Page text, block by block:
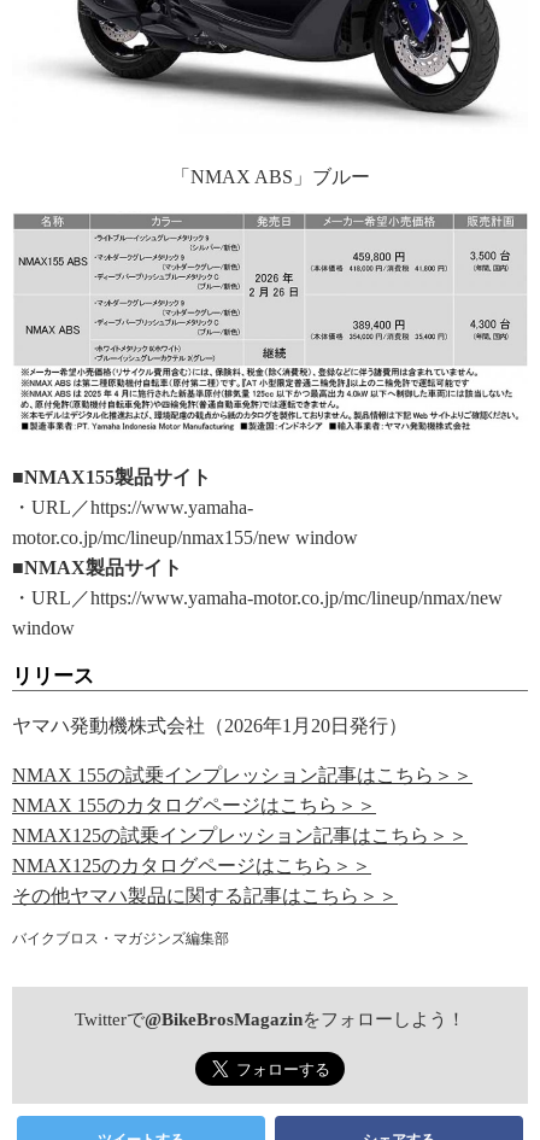
「NMAX ABS」ブルー
■NMAX155製品サイト
・URL／https://www.yamaha-
motor.co.jp/mc/lineup/nmax155/new window
■NMAX製品サイト
・URL／https://www.yamaha-motor.co.jp/mc/lineup/nmax/new
window
リリース
ヤマハ発動機株式会社（2026年1月20日発行）
NMAX 155の試乗インプレッション記事はこちら＞＞
NMAX 155のカタログページはこちら＞＞
NMAX125の試乗インプレッション記事はこちら＞＞
NMAX125のカタログページはこちら＞＞
その他ヤマハ製品に関する記事はこちら＞＞
バイクブロス・マガジンズ編集部
Twitterで@BikeBrosMagazinをフォローしよう！